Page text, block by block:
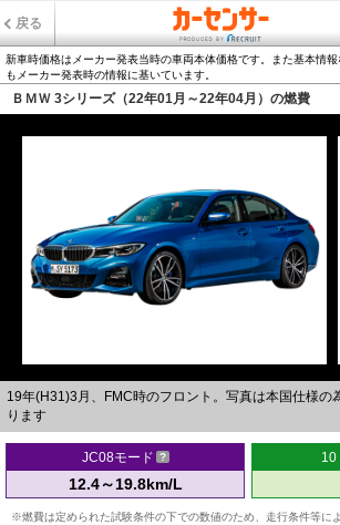
戻る
新車時価格はメーカー発表当時の車両本体価格です。また基本情
もメーカー発表時の情報に基いています。
ＢＭＷ 3シリーズ（22年01月～22年04月）の燃費
19年(H31)3月、FMC時のフロント。写真は本国仕様の
ります
JC08モード
12.4～19.8km/L
10
※燃費は定められた試験条件の下での数値のため、走行条件等に